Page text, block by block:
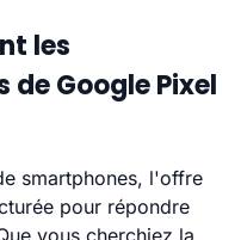
les
Google Pixel
smartphones, l'offre
pour répondre
vous cherchiez la